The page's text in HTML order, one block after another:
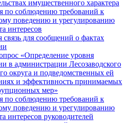
имущественного характера
по соблюдению требований к
поведению и урегулированию
интересов
связь для сообщений о фактах
«Определение уровня
в администрации Лесозаводского
округа и подведомственных ей
и эффективность принимаемых
мер»
по соблюдению требований к
поведению и урегулированию
интересов руководителей